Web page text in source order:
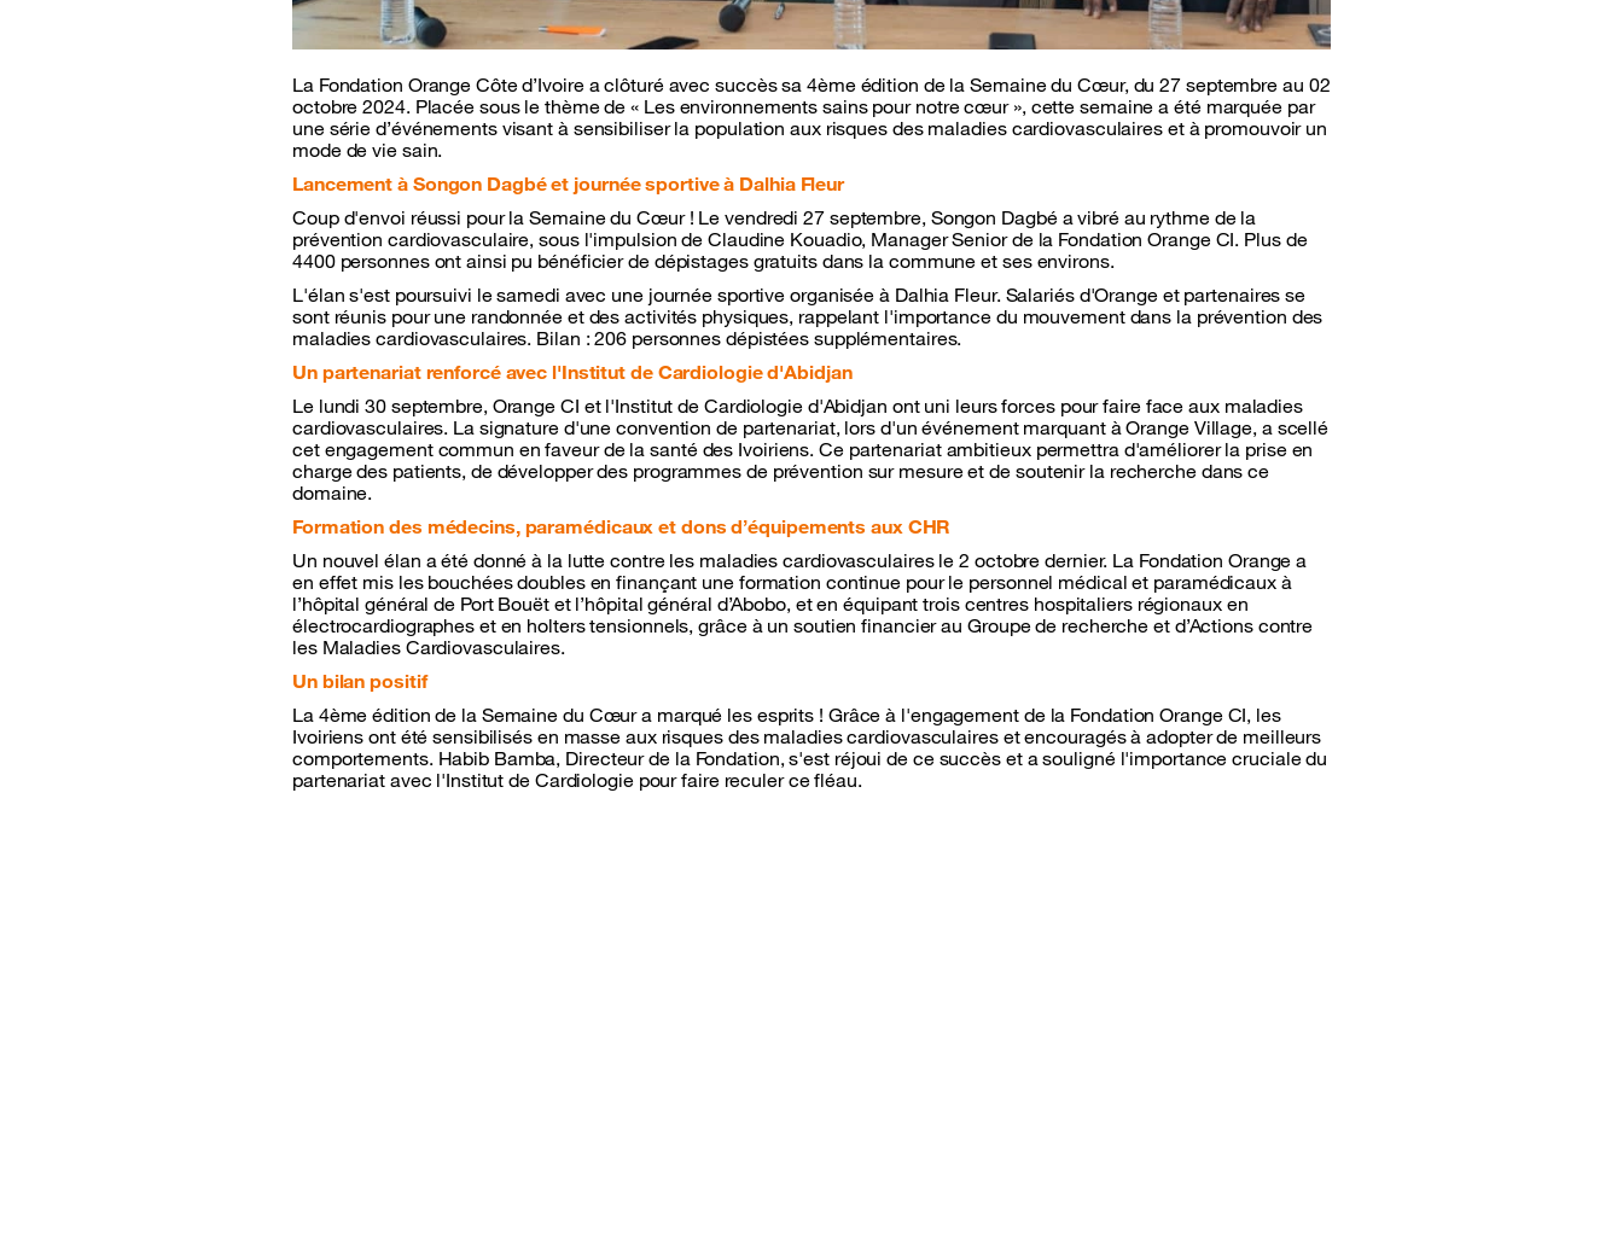
La Fondation Orange Côte d’Ivoire a clôturé avec succès sa 4ème édition de la Semaine du Cœur, du 27 septembre au 02
octobre 2024. Placée sous le thème de « Les environnements sains pour notre cœur », cette semaine a été marquée par
une série d’événements visant à sensibiliser la population aux risques des maladies cardiovasculaires et à promouvoir un
mode de vie sain.
Lancement à Songon Dagbé et journée sportive à Dalhia Fleur
Coup d'envoi réussi pour la Semaine du Cœur ! Le vendredi 27 septembre, Songon Dagbé a vibré au rythme de la
prévention cardiovasculaire, sous l'impulsion de Claudine Kouadio, Manager Senior de la Fondation Orange CI. Plus de
4400 personnes ont ainsi pu bénéficier de dépistages gratuits dans la commune et ses environs.
L'élan s'est poursuivi le samedi avec une journée sportive organisée à Dalhia Fleur. Salariés d'Orange et partenaires se
sont réunis pour une randonnée et des activités physiques, rappelant l'importance du mouvement dans la prévention des
maladies cardiovasculaires. Bilan : 206 personnes dépistées supplémentaires.
Un partenariat renforcé avec l'Institut de Cardiologie d'Abidjan
Le lundi 30 septembre, Orange CI et l'Institut de Cardiologie d'Abidjan ont uni leurs forces pour faire face aux maladies
cardiovasculaires. La signature d'une convention de partenariat, lors d'un événement marquant à Orange Village, a scellé
cet engagement commun en faveur de la santé des Ivoiriens. Ce partenariat ambitieux permettra d'améliorer la prise en
charge des patients, de développer des programmes de prévention sur mesure et de soutenir la recherche dans ce
domaine.
Formation des médecins, paramédicaux et dons d’équipements aux CHR
Un nouvel élan a été donné à la lutte contre les maladies cardiovasculaires le 2 octobre dernier. La Fondation Orange a
en effet mis les bouchées doubles en finançant une formation continue pour le personnel médical et paramédicaux à
l’hôpital général de Port Bouët et l’hôpital général d’Abobo, et en équipant trois centres hospitaliers régionaux en
électrocardiographes et en holters tensionnels, grâce à un soutien financier au Groupe de recherche et d’Actions contre
les Maladies Cardiovasculaires.
Un bilan positif
La 4ème édition de la Semaine du Cœur a marqué les esprits ! Grâce à l'engagement de la Fondation Orange CI, les
Ivoiriens ont été sensibilisés en masse aux risques des maladies cardiovasculaires et encouragés à adopter de meilleurs
comportements. Habib Bamba, Directeur de la Fondation, s'est réjoui de ce succès et a souligné l'importance cruciale du
partenariat avec l'Institut de Cardiologie pour faire reculer ce fléau.